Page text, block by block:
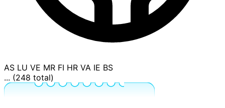
AS LU VE MR FI HR VA IE BS
... (248 total)